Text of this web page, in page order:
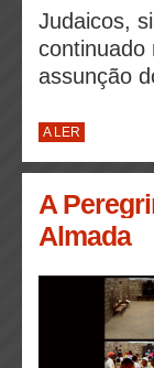
Judaicos,
continuado
assunção
A LER
A
Almada